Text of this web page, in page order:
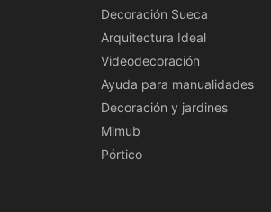
Decoración Sueca
Arquitectura Ideal
Videodecoración
Ayuda para manualidades
Decoración y jardines
Mimub
Pórtico